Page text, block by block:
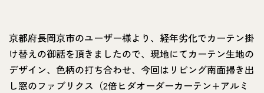
京都府長岡京市のユーザー様より、経年劣化でカーテン掛
け替えの御話を頂きましたので、現地にてカーテン生地の
デザイン、色柄の打ち合わせ、今回はリビング南面掃き出
し窓のファブリクス（2倍ヒダオーダーカーテン+アルミ